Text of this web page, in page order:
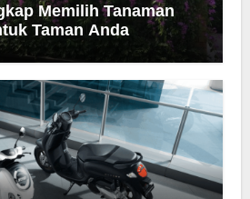
Memilih Tanaman
Taman Anda